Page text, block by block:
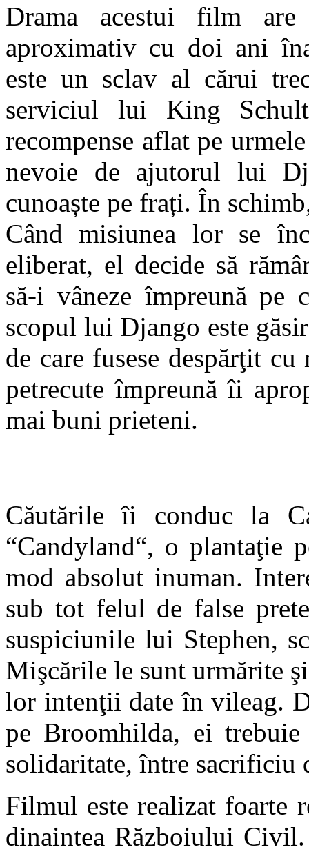
Drama acestui film
aproximativ cu doi ani
este un sclav al cărui
serviciul lui King
recompense aflat pe
nevoie de ajutorul lui
cunoaște pe frați. În
Când misiunea lor se
eliberat, el decide să
să-i vâneze împreună pe
scopul lui Django este
de care fusese despărţit
petrecute împreună îi
mai buni prieteni.
Căutările îi conduc la
“Candyland“, o plantaţie
mod absolut inuman.
sub tot felul de false
suspiciunile lui Stephen,
Mişcările le sunt urmărite
lor intenţii date în vileag.
pe Broomhilda, ei
solidaritate, între sacrificiu
Filmul este realizat foarte
dinaintea Războiului